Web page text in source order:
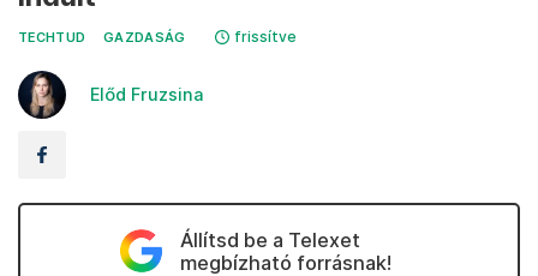
TECHTUD GAZDASÁG frissítve
Előd Fruzsina
Állítsd be a Telexet
megbízható forrásnak!